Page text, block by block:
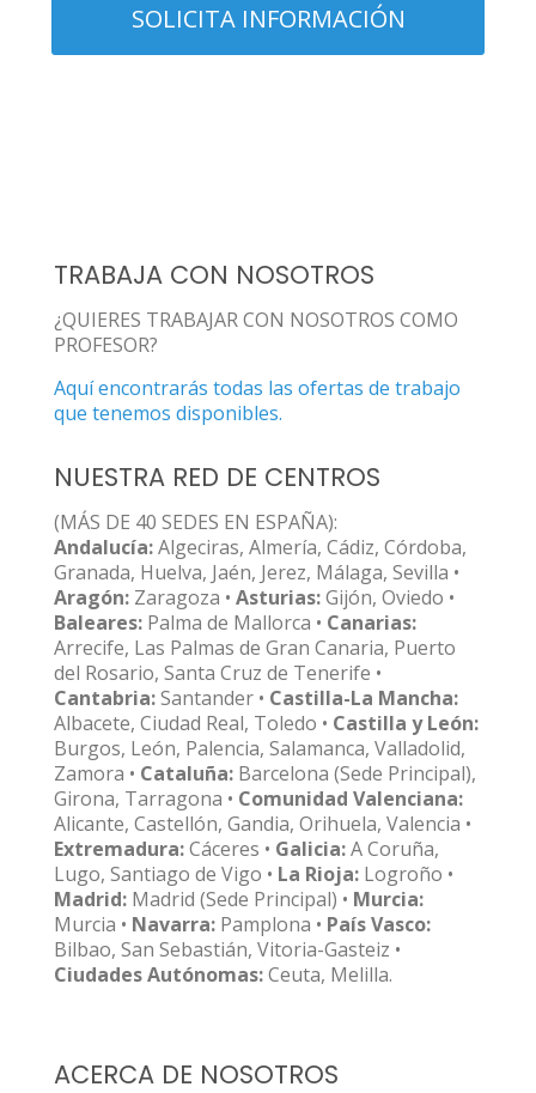
TRABAJA CON NOSOTROS
¿QUIERES TRABAJAR CON NOSOTROS COMO
PROFESOR?
Aquí encontrarás todas las ofertas de trabajo
que tenemos disponibles.
NUESTRA RED DE CENTROS
(MÁS DE 40 SEDES EN ESPAÑA):
Andalucía:Algeciras, Almería, Cádiz, Córdoba,
Granada, Huelva, Jaén, Jerez, Málaga, Sevilla •
Aragón: Zaragoza • Asturias:Gijón, Oviedo •
Baleares: Palma de Mallorca • Canarias:
Arrecife, Las Palmas de Gran Canaria, Puerto
del Rosario, Santa Cruz de Tenerife •
Cantabria:Santander • Castilla-La Mancha:
Albacete, Ciudad Real, Toledo • Castilla y León:
Burgos, León, Palencia, Salamanca, Valladolid,
Zamora • Cataluña: Barcelona (Sede Principal),
Girona, Tarragona • Comunidad Valenciana:
Alicante, Castellón, Gandia, Orihuela, Valencia •
Extremadura:Cáceres • Galicia:A Coruña,
Lugo, Santiago de Vigo • La Rioja: Logroño •
Madrid: Madrid (Sede Principal) • Murcia:
Murcia • Navarra: Pamplona • País Vasco:
Bilbao, San Sebastián, Vitoria-Gasteiz •
Ciudades Autónomas:Ceuta, Melilla.
ACERCA DE NOSOTROS